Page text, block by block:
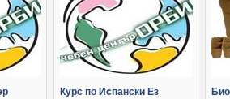
Курс по Испански Ез